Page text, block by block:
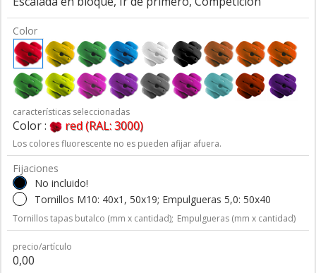
Color
características seleccionadas
Color : red (RAL: 3000)
Los colores fluorescente no es pueden afijar afuera.
Fijaciones
No incluido!
Tornillos M10: 40x1, 50x19; Empulgueras 5,0: 50x40
Tornillos tapas butalco (mm x cantidad); Empulgueras (mm x cantidad)
precio/artículo
0,00